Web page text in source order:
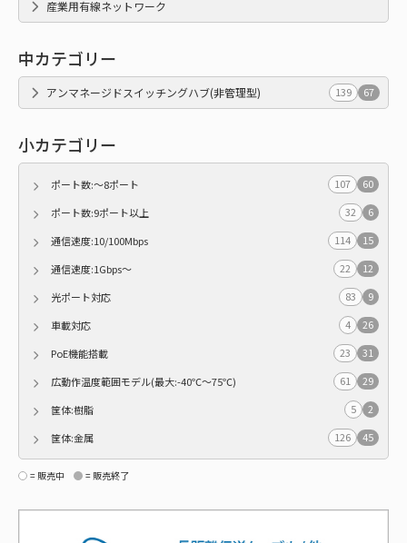
産業用有線ネットワーク
中カテゴリー
アンマネージドスイッチングハブ(非管理型) 139 67
小カテゴリー
ポート数:～8ポート 107
60
ポート数:9ポート以上
32
6
通信速度:10/100Mbps
114
15
通信速度:1Gbps～
22
12
光ポート対応
83
9
車載対応
4
26
PoE機能搭載
23
31
広動作温度範囲モデル(最大:-40℃～75℃)
61
29
筐体:樹脂
5
2
筐体:金属
126 45
= 販売中 = 販売終了